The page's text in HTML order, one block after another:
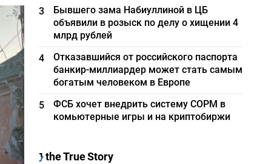
3
Бывшего зама Набиуллиной в ЦБ
объявили в розыск по делу о хищении 4
млрд рублей
4
Отказавшийся от российского паспорта
банкир-миллиардер может стать самым
богатым человеком в Европе
5
ФСБ хочет внедрить систему СОРМ в
комьютерные игры и на криптобиржи